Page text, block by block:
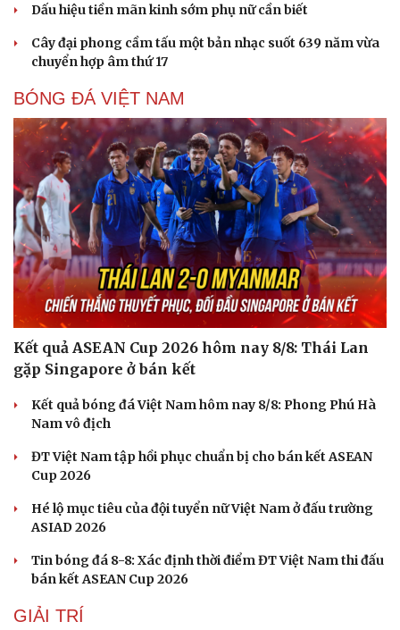
Sức khỏe
Cây thuốc
Sản phụ khoa
Nam khoa
Làm đẹp - giảm cân
Phòng mạch online
Ăn sạch sống khỏe
Đời sống
Blog
Dấu hiệu tiền mãn kinh sớm phụ nữ cần biết
Cây đại phong cầm tấu một bản nhạc suốt 639 năm vừa
chuyển hợp âm thứ 17
BÓNG ĐÁ VIỆT NAM
Kết quả ASEAN Cup 2026 hôm nay 8/8: Thái Lan
gặp Singapore ở bán kết
Kết quả bóng đá Việt Nam hôm nay 8/8: Phong Phú Hà
Nam vô địch
ĐT Việt Nam tập hồi phục chuẩn bị cho bán kết ASEAN
Cup 2026
Hé lộ mục tiêu của đội tuyển nữ Việt Nam ở đấu trường
ASIAD 2026
Tin bóng đá 8-8: Xác định thời điểm ĐT Việt Nam thi đấu
bán kết ASEAN Cup 2026
GIẢI TRÍ